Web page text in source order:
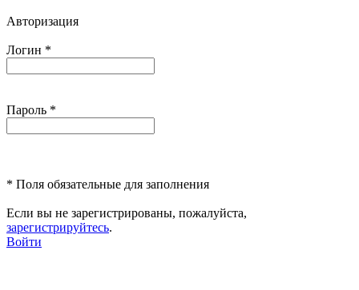
Авторизация
Логин *
Пароль *
* Поля обязательные для заполнения
Если вы не зарегистрированы, пожалуйста,
зарегистрируйтесь.
Войти